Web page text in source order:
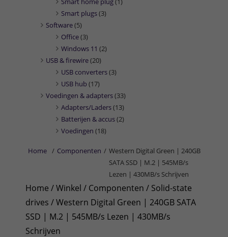
Smart plugs(3)
Software(5)
Office(3)
Windows 11 (2)
USB & firewire(20)
USB converters(3)
USB hub (17)
Voedingen & adapters(33)
Adapters/Laders(13)
Batterijen & accus(2)
Voedingen (18)
Home / Componenten / Western Digital Green | 240GB
SATA SSD | M.2 | 545MB/s
Lezen | 430MB/s Schrijven
Home /Winkel / Componenten / Solid-state
drives / Western Digital Green | 240GB SATA
SSD | M.2 | 545MB/s Lezen | 430MB/s
Schrijven